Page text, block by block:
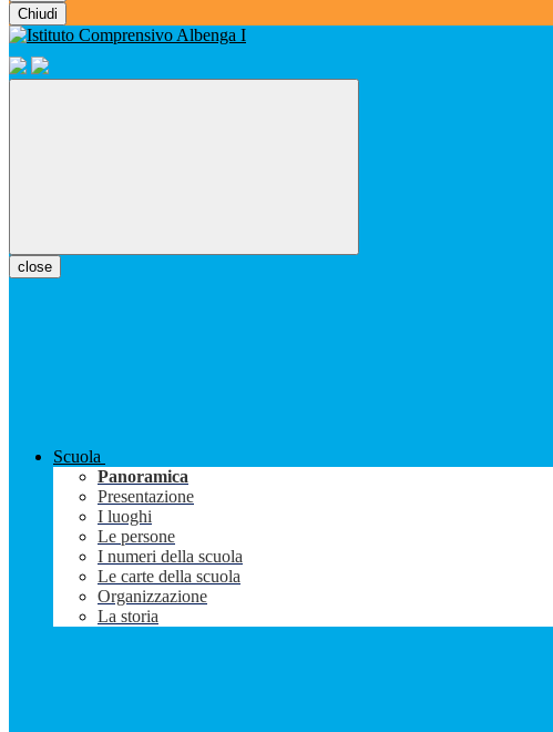
Chiudi
close
Scuola
Panoramica
Presentazione
I luoghi
Le persone
I numeri della scuola
Le carte della scuola
Organizzazione
La storia